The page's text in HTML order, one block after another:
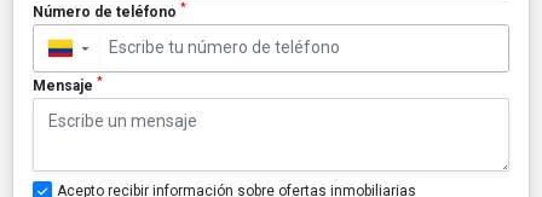
Número de teléfono *
▼
Mensaje *
Acepto recibir información sobre ofertas inmobiliarias